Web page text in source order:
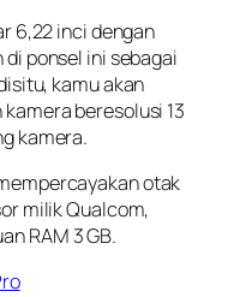
6,22 inci dengan
ponsel ini sebagai
kamu akan
beresolusi 13
kamera.
otak
milik Qualcom,
RAM 3 GB.